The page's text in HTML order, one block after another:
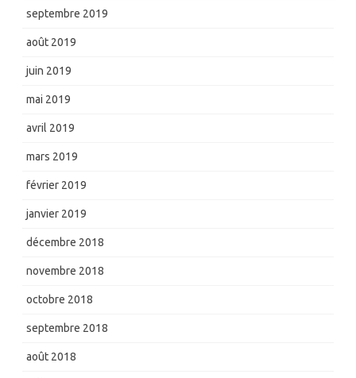
septembre 2019
août 2019
juin 2019
mai 2019
avril 2019
mars 2019
février 2019
janvier 2019
décembre 2018
novembre 2018
octobre 2018
septembre 2018
août 2018